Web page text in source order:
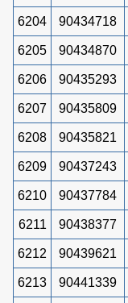
6204 90434718
6205 90434870
6206 90435293
6207 90435809
6208 90435821
6209 90437243
6210 90437784
6211 90438377
6212 90439621
6213 90441339